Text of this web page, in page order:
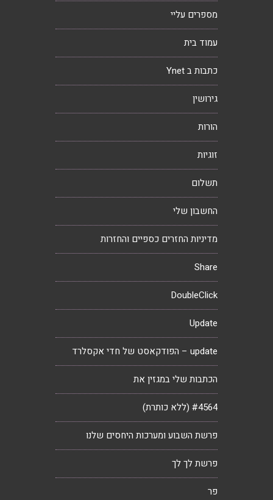
מספרים עליי
עמוד בית
כתבות ב Ynet
גירושין
הורות
זוגיות
תשלום
החשבון שלי
מדיניות החזרים כספיים והחזרות
Share
DoubleClick
Update
update – הפודקאסט של חדי אקסלרד
הכתבות שלי במגזין את
#4564 (ללא כותרת)
פרשת השבוע ומערכות היחסים שלנו
פרשת לך לך
פר